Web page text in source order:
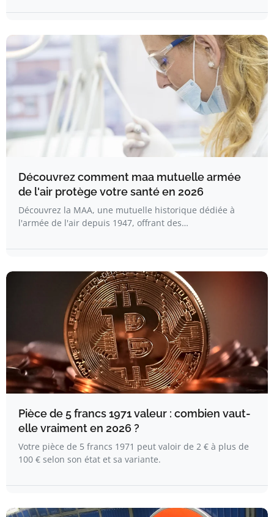
Découvrez comment maa mutuelle armée
de l'air protège votre santé en 2026
Découvrez la MAA, une mutuelle historique dédiée à
l'armée de l'air depuis 1947, offrant des…
Pièce de 5 francs 1971 valeur : combien vaut-
elle vraiment en 2026 ?
Votre pièce de 5 francs 1971 peut valoir de 2 € à plus de
100 € selon son état et sa variante.